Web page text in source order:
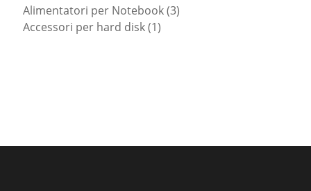
prodotti
Alimentatori per Notebook 33
Accessori per hard disk 11